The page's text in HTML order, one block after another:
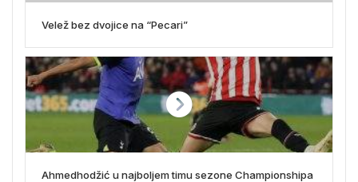
Velež bez dvojice na “Pecari”
Ahmedhodžić u najboljem timu sezone Championshipa